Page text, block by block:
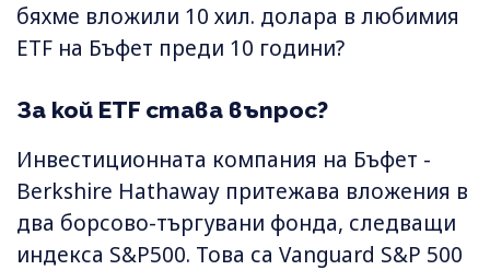
бяхме вложили 10 хил. долара в любимия
ETF на Бъфет преди 10 години?
За кой ETF става въпрос?
Инвестиционната компания на Бъфет -
Berkshire Hathaway притежава вложения в
два борсово-търгувани фонда, следващи
индекса S&P500. Това са Vanguard S&P 500